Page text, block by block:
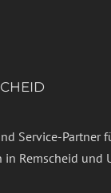
Service-Partner
Remscheid und